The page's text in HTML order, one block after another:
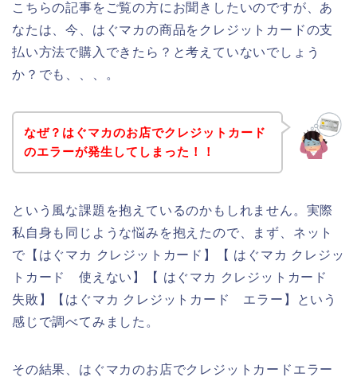
こちらの記事をご覧の方にお聞きしたいのですが、あ
なたは、今、はぐマカの商品をクレジットカードの支
払い方法で購入できたら？と考えていないでしょう
か？でも、、、。
なぜ？はぐマカのお店でクレジットカード
のエラーが発生してしまった！！
という風な課題を抱えているのかもしれません。実際
私自身も同じような悩みを抱えたので、まず、ネット
で【はぐマカ クレジットカード】【 はぐマカ クレジッ
トカード 使えない】【 はぐマカ クレジットカード
失敗】【はぐマカ クレジットカード エラー】という
感じで調べてみました。
その結果、はぐマカのお店でクレジットカードエラー